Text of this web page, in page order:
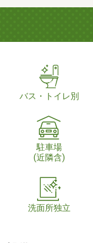
バス・トイレ別
駐車場
(近隣含)
洗面所独立